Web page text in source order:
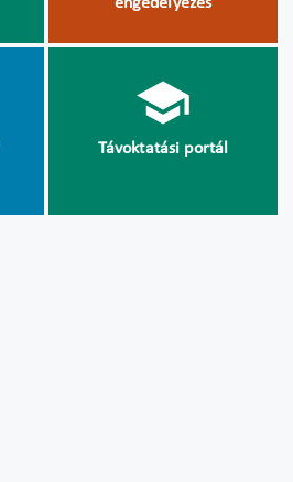
Távoktatási portál